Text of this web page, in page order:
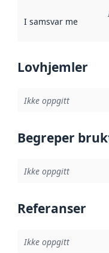
I samsvar med
Lovhjemler
Ikke oppgitt
Begreper
Ikke oppgitt
Referanser
Ikke oppgitt